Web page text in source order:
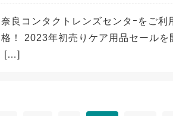
良コンタクトレンズセンタｰをご
格！ 2023年初売りケア用品セール
[…]